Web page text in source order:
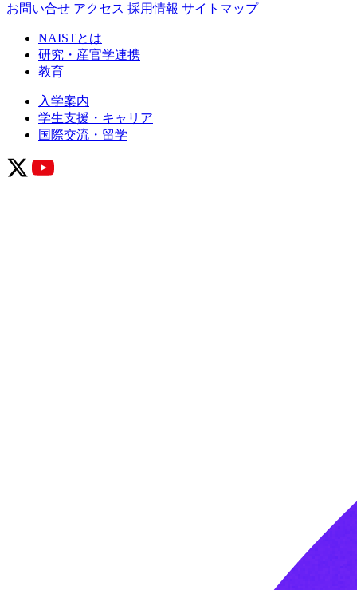
お問い合せ アクセス 採用情報 サイトマップ
NAISTとは
研究・産官学連携
教育
入学案内
学生支援・キャリア
国際交流・留学